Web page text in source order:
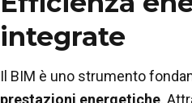
integrate
Il BIM è uno strumento
prestazioni energetiche.